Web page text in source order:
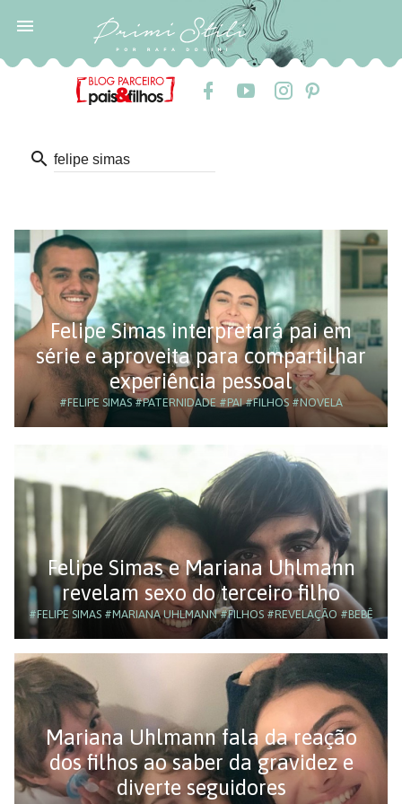

search
Felipe Simas interpretará pai em
série e aproveita para compartilhar
experiência pessoal
#FELIPE SIMAS#PATERNIDADE #PAI#FILHOS #NOVELA
Felipe Simas e Mariana Uhlmann
revelam sexo do terceiro filho
#FELIPE SIMAS #MARIANA UHLMANN#FILHOS #REVELAÇÃO#BEBÊ
Mariana Uhlmann fala da reação
dos filhos ao saber da gravidez e
diverte seguidores